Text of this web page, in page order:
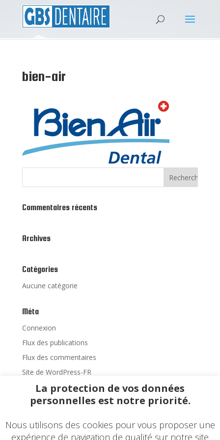
bien-air
Commentaires récents
Archives
Catégories
Aucune catégorie
Méta
Connexion
Flux des publications
Flux des commentaires
Site de WordPress-FR
Accueil
Matériel Neuf
Fournitures Dentaires
Réalisations
La protection de vos données
personnelles est notre priorité.
Nous utilisons des cookies pour vous proposer une
expérience de navigation de qualité sur notre site